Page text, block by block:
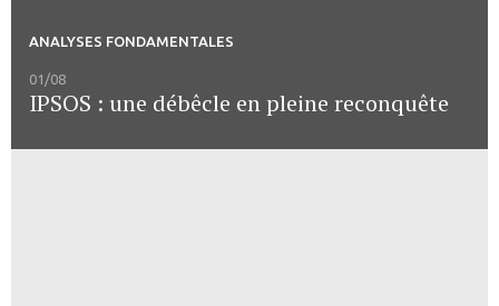
ANALYSES FONDAMENTALES
01/08
IPSOS : une débêcle en pleine reconquête